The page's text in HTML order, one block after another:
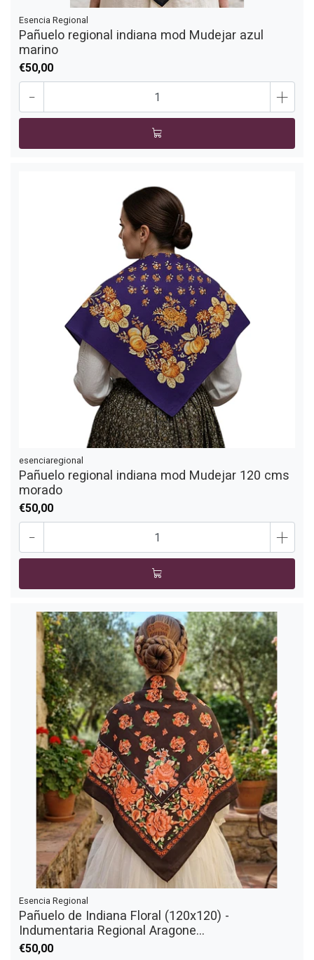
Esencia Regional
Pañuelo regional indiana mod Mudejar azul
marino
€50,00
- +
esenciaregional
Pañuelo regional indiana mod Mudejar 120 cms
morado
€50,00
- +
Esencia Regional
Pañuelo de Indiana Floral (120x120) -
Indumentaria Regional Aragone...
€50,00